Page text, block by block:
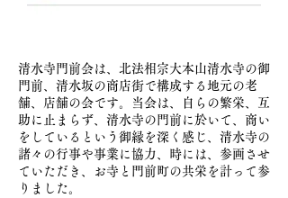
清水寺門前会は、北法相宗大本山清水寺の御
門前、清水坂の商店街で構成する地元の老
舗、店舗の会です。当会は、自らの繁栄、互
助に止まらず、清水寺の門前に於いて、商い
をしているという御縁を深く感じ、清水寺の
諸々の行事や事業に協力、時には、参画させ
ていただき、お寺と門前町の共栄を計って参
りました。